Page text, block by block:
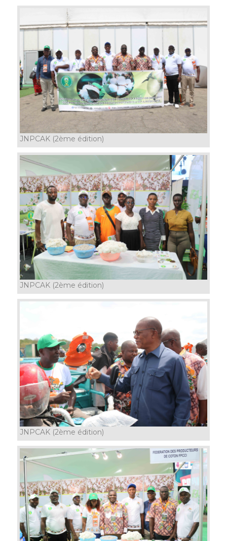
JNPCAK (2ème édition)
JNPCAK (2ème édition)
JNPCAK (2ème édition)